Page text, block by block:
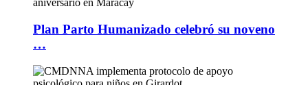
Plan Parto Humanizado celebró su noveno
…